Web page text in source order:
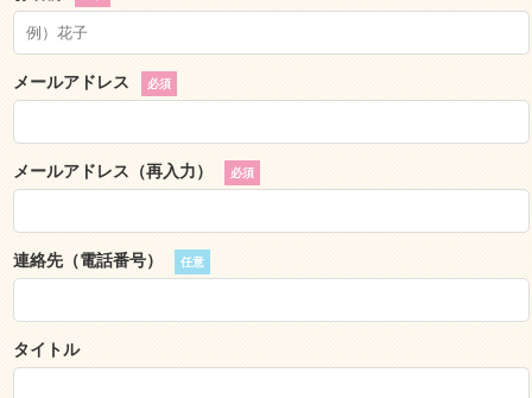
メールアドレス 必須
メールアドレス（再入力） 必須
連絡先（電話番号） 任意
タイトル